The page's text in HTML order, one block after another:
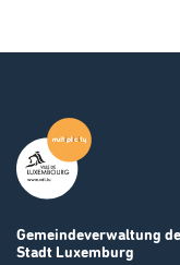
Gemeindeverwaltung
Stadt Luxemburg